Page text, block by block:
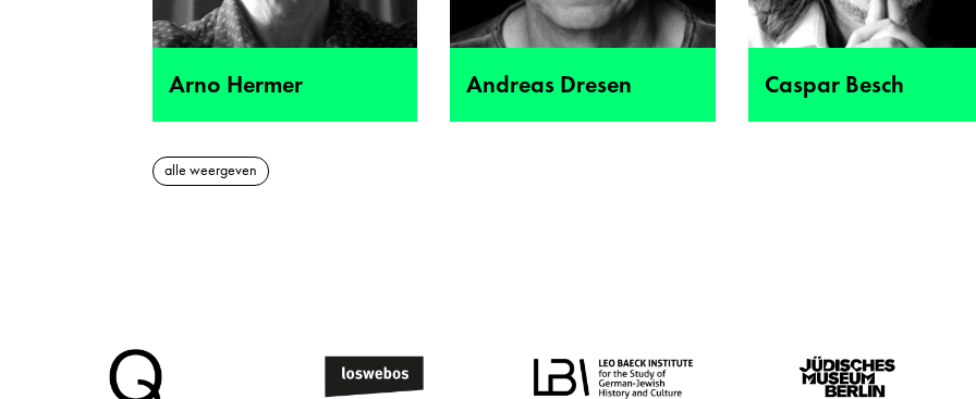
Arno Hermer Andreas Dresen Caspar Besch
alle weergeven